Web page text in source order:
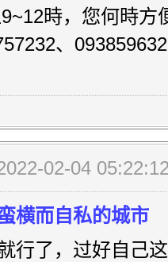
時，您何時
、
02-04
横而自私的城市
行了，过好自己